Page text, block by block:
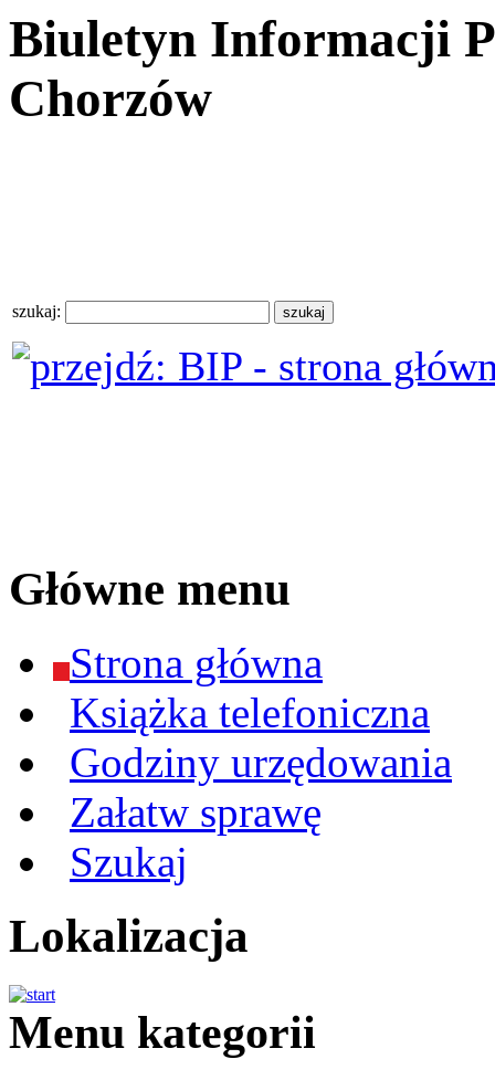
Biuletyn Informacji
Chorzów
szukaj:
Główne menu
Strona główna
Książka telefoniczna
Godziny urzędowania
Załatw sprawę
Szukaj
Lokalizacja
Menu kategorii